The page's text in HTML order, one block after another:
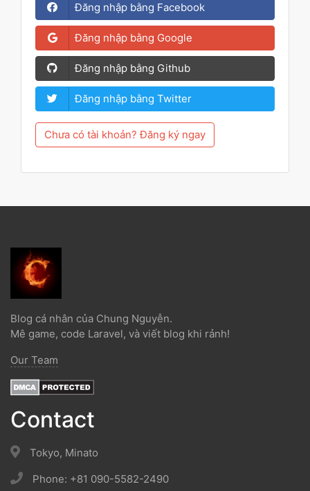
Đăng nhập bằng Facebook
Đăng nhập bằng Google
Đăng nhập bằng Github
Đăng nhập bằng Twitter
Chưa có tài khoản? Đăng ký ngay
Blog cá nhân của Chung Nguyễn.
Mê game, code Laravel, và viết blog khi rảnh!
Our Team
Contact
Tokyo, Minato
Phone: +81 090-5582-2490